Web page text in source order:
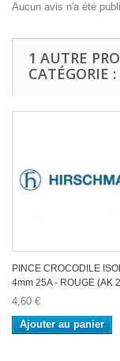
Aucun avis n'a été
1 AUTRE
CATÉGORIE :
PINCE CROCODILE
4mm 25A - ROUGE (AK
4,60 €
Ajouter au panier